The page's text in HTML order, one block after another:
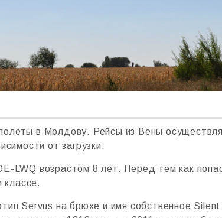
в Молдову. Рейсы из Вены
от загрузки.
LWQ возрастом 8 лет. Перед тем как
Servus на брюхе и имя собственное